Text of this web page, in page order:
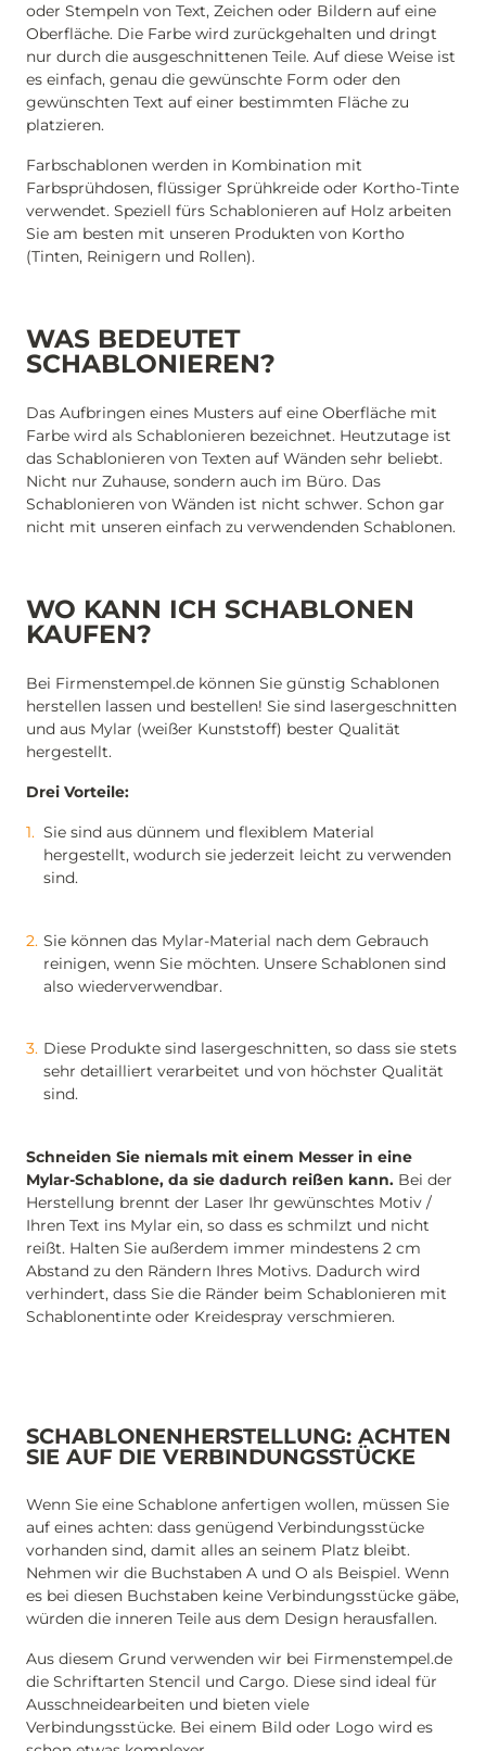
oder Stempeln von Text, Zeichen oder Bildern auf eine
Oberfläche. Die Farbe wird zurückgehalten und dringt
nur durch die ausgeschnittenen Teile. Auf diese Weise ist
es einfach, genau die gewünschte Form oder den
gewünschten Text auf einer bestimmten Fläche zu
platzieren.
Farbschablonen werden in Kombination mit
Farbsprühdosen, flüssiger Sprühkreide oder Kortho-Tinte
verwendet. Speziell fürs Schablonieren auf Holz arbeiten
Sie am besten mit unseren Produkten von Kortho
(Tinten, Reinigern und Rollen).
WAS BEDEUTET
SCHABLONIEREN?
Das Aufbringen eines Musters auf eine Oberfläche mit
Farbe wird als Schablonieren bezeichnet. Heutzutage ist
das Schablonieren von Texten auf Wänden sehr beliebt.
Nicht nur Zuhause, sondern auch im Büro. Das
Schablonieren von Wänden ist nicht schwer. Schon gar
nicht mit unseren einfach zu verwendenden Schablonen.
WO KANN ICH SCHABLONEN
KAUFEN?
Bei Firmenstempel.de können Sie günstig Schablonen
herstellen lassen und bestellen! Sie sind lasergeschnitten
und aus Mylar (weißer Kunststoff) bester Qualität
hergestellt.
Drei Vorteile:
Sie sind aus dünnem und flexiblem Material
hergestellt, wodurch sie jederzeit leicht zu verwenden
sind.
Sie können das Mylar-Material nach dem Gebrauch
reinigen, wenn Sie möchten. Unsere Schablonen sind
also wiederverwendbar.
Diese Produkte sind lasergeschnitten, so dass sie stets
sehr detailliert verarbeitet und von höchster Qualität
sind.
Schneiden Sie niemals mit einem Messer in eine
Mylar-Schablone, da sie dadurch reißen kann. Bei der
Herstellung brennt der Laser Ihr gewünschtes Motiv /
Ihren Text ins Mylar ein, so dass es schmilzt und nicht
reißt. Halten Sie außerdem immer mindestens 2 cm
Abstand zu den Rändern Ihres Motivs. Dadurch wird
verhindert, dass Sie die Ränder beim Schablonieren mit
Schablonentinte oder Kreidespray verschmieren.
SCHABLONENHERSTELLUNG: ACHTEN
SIE AUF DIE VERBINDUNGSSTÜCKE
Wenn Sie eine Schablone anfertigen wollen, müssen Sie
auf eines achten: dass genügend Verbindungsstücke
vorhanden sind, damit alles an seinem Platz bleibt.
Nehmen wir die Buchstaben A und O als Beispiel. Wenn
es bei diesen Buchstaben keine Verbindungsstücke gäbe,
würden die inneren Teile aus dem Design herausfallen.
Aus diesem Grund verwenden wir bei Firmenstempel.de
die Schriftarten Stencil und Cargo. Diese sind ideal für
Ausschneidearbeiten und bieten viele
Verbindungsstücke. Bei einem Bild oder Logo wird es